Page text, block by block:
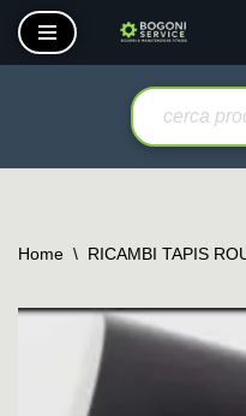
Vai
Home \ RICAMBI TAPIS